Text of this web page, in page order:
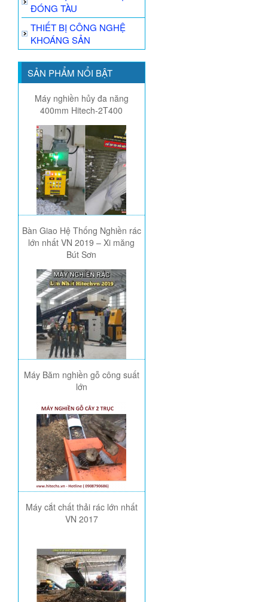
ĐÓNG TÀU
THIẾT BỊ CÔNG NGHỆ
KHOÁNG SẢN
SẢN PHẨM NỔI BẬT
Máy nghiền hủy đa năng
400mm Hitech-2T400
Bàn Giao Hệ Thống Nghiền rác
lớn nhất VN 2019 – Xi măng
Bút Sơn
Máy Băm nghiền gỗ công suất
lớn
Máy cắt chất thải rác lớn nhất
VN 2017